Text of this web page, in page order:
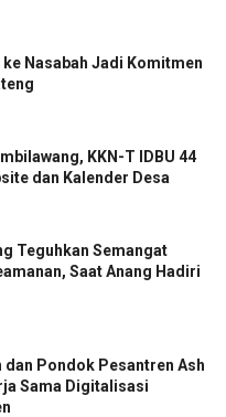
Nasabah Jadi Komitmen
KKN-T IDBU 44
dan Kalender Desa
Teguhkan Semangat
Saat Anang Hadiri
dan Pondok Pesantren Ash
Sama Digitalisasi